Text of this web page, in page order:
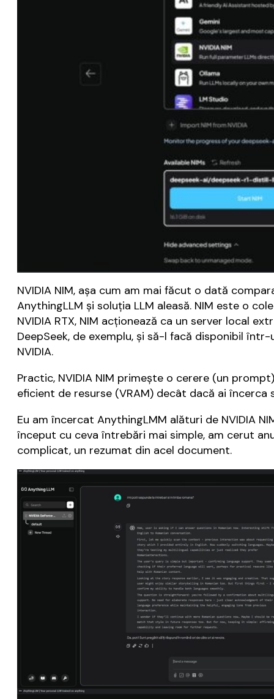
NVIDIA NIM, așa cum am mai făcut o dată
AnythingLLM și soluția LLM aleasă. NIM este o
NVIDIA RTX, NIM acționează ca un server local
DeepSeek, de exemplu, și să-l facă disponibil
NVIDIA.
Practic, NVIDIA NIM primește o cerere (un
eficient de resurse (VRAM) decât dacă ai încerca
Eu am încercat AnythingLMM alături de NVIDIA
început cu ceva întrebări mai simple, am cerut
complicat, un rezumat din acel document.